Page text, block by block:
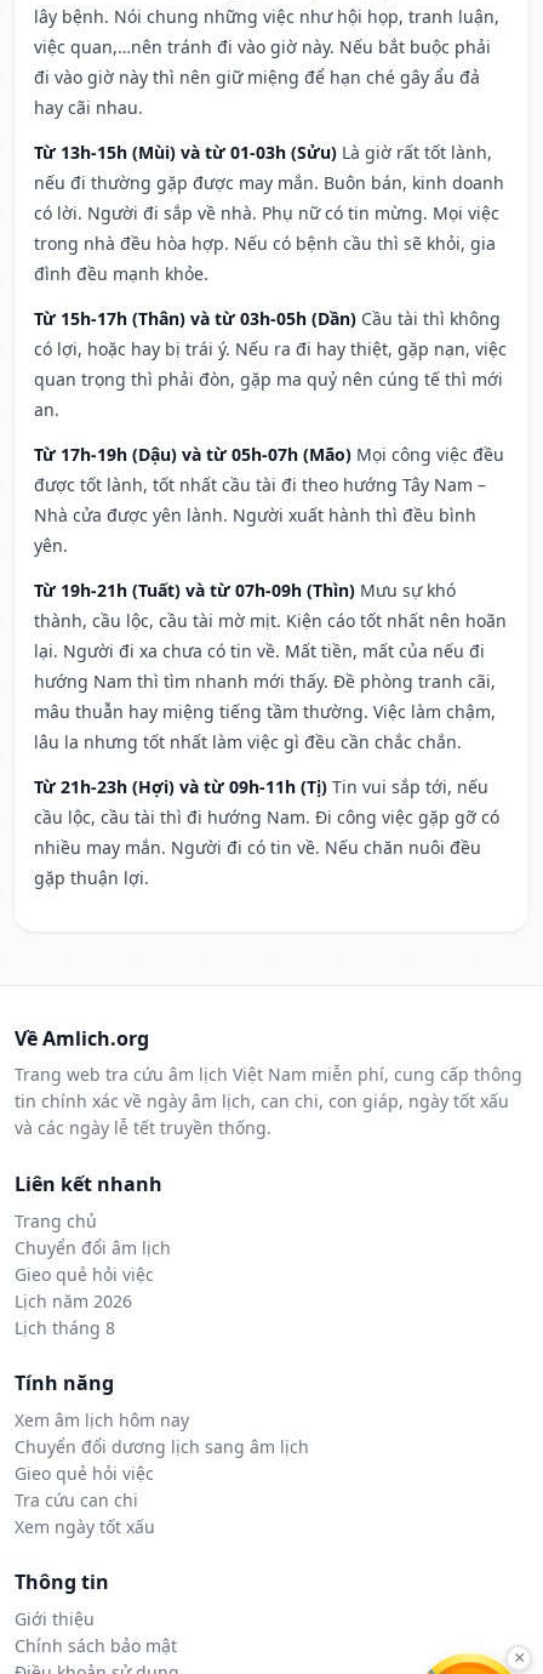
lây bệnh. Nói chung những việc như hội họp, tranh luận,
việc quan,…nên tránh đi vào giờ này. Nếu bắt buộc phải
đi vào giờ này thì nên giữ miệng để hạn ché gây ẩu đả
hay cãi nhau.
Từ 13h-15h (Mùi) và từ 01-03h (Sửu) Là giờ rất tốt lành,
nếu đi thường gặp được may mắn. Buôn bán, kinh doanh
có lời. Người đi sắp về nhà. Phụ nữ có tin mừng. Mọi việc
trong nhà đều hòa hợp. Nếu có bệnh cầu thì sẽ khỏi, gia
đình đều mạnh khỏe.
Từ 15h-17h (Thân) và từ 03h-05h (Dần) Cầu tài thì không
có lợi, hoặc hay bị trái ý. Nếu ra đi hay thiệt, gặp nạn, việc
quan trọng thì phải đòn, gặp ma quỷ nên cúng tế thì mới
an.
Từ 17h-19h (Dậu) và từ 05h-07h (Mão) Mọi công việc đều
được tốt lành, tốt nhất cầu tài đi theo hướng Tây Nam –
Nhà cửa được yên lành. Người xuất hành thì đều bình
yên.
Từ 19h-21h (Tuất) và từ 07h-09h (Thìn) Mưu sự khó
thành, cầu lộc, cầu tài mờ mịt. Kiện cáo tốt nhất nên hoãn
lại. Người đi xa chưa có tin về. Mất tiền, mất của nếu đi
hướng Nam thì tìm nhanh mới thấy. Đề phòng tranh cãi,
mâu thuẫn hay miệng tiếng tầm thường. Việc làm chậm,
lâu la nhưng tốt nhất làm việc gì đều cần chắc chắn.
Từ 21h-23h (Hợi) và từ 09h-11h (Tị) Tin vui sắp tới, nếu
cầu lộc, cầu tài thì đi hướng Nam. Đi công việc gặp gỡ có
nhiều may mắn. Người đi có tin về. Nếu chăn nuôi đều
gặp thuận lợi.
Về Amlich.org
Trang web tra cứu âm lịch Việt Nam miễn phí, cung cấp thông
tin chính xác về ngày âm lịch, can chi, con giáp, ngày tốt xấu
và các ngày lễ tết truyền thống.
Liên kết nhanh
Trang chủ
Chuyển đổi âm lịch
Gieo quẻ hỏi việc
Lịch năm 2026
Lịch tháng 8
Tính năng
Xem âm lịch hôm nay
Chuyển đổi dương lịch sang âm lịch
Gieo quẻ hỏi việc
Tra cứu can chi
Xem ngày tốt xấu
Thông tin
Giới thiệu
Chính sách bảo mật
×